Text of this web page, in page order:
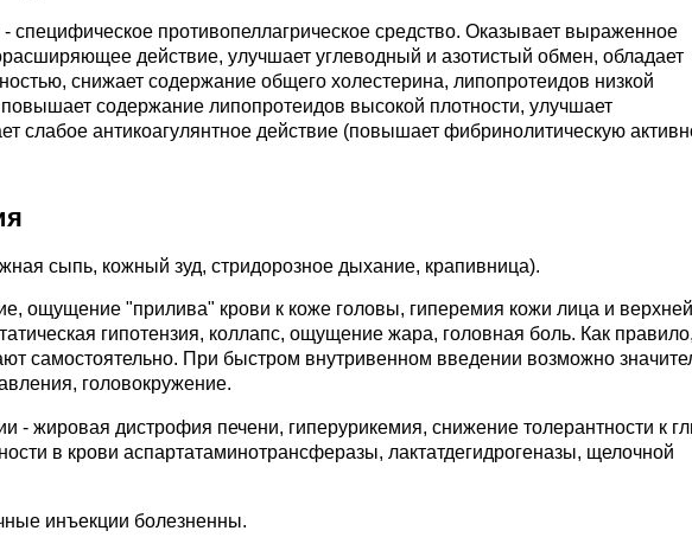
специфическое противопеллагрическое средство. Оказывает выраженное
действие, улучшает углеводный и азотистый обмен, обладает
снижает содержание общего холестерина, липопротеидов низкой
повышает содержание липопротеидов высокой плотности, улучшает
слабое антикоагулянтное действие (повышает фибринолитическую
сыпь, кожный зуд, стридорозное дыхание, крапивница).
ощущение "прилива" крови к коже головы, гиперемия кожи лица и верхней
гипотензия, коллапс, ощущение жара, головная боль. Как
самостоятельно. При быстром внутривенном введении возможно
головокружение.
- жировая дистрофия печени, гиперурикемия, снижение толерантности к
в крови аспартатаминотрансферазы, лактатдегидрогеназы, щелочной
инъекции болезненны.